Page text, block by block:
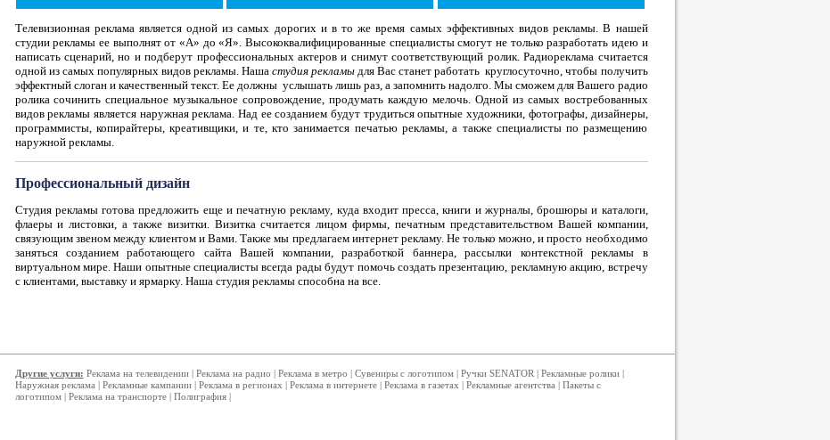
Телевизионная реклама является одной из самых дорогих и в то же время самых эффективных видов рекламы. В нашей
студии рекламы ее выполнят от «А» до «Я». Высококвалифицированные специалисты смогут не только разработать идею и
написать сценарий, но и подберут профессиональных актеров и снимут соответствующий ролик. Радиореклама считается
одной из самых популярных видов рекламы. Наша студия рекламы для Вас станет работать круглосуточно, чтобы получить
эффектный слоган и качественный текст. Ее должны услышать лишь раз, а запомнить надолго. Мы сможем для Вашего радио
ролика сочинить специальное музыкальное сопровождение, продумать каждую мелочь. Одной из самых востребованных
видов рекламы является наружная реклама. Над ее созданием будут трудиться опытные художники, фотографы, дизайнеры,
программисты, копирайтеры, креативщики, и те, кто занимается печатью рекламы, а также специалисты по размещению
наружной рекламы.
Профессиональный дизайн
Студия рекламы готова предложить еще и печатную рекламу, куда входит пресса, книги и журналы, брошюры и каталоги,
флаеры и листовки, а также визитки. Визитка считается лицом фирмы, печатным представительством Вашей компании,
связующим звеном между клиентом и Вами. Также мы предлагаем интернет рекламу. Не только можно, и просто необходимо
заняться созданием работающего сайта Вашей компании, разработкой баннера, рассылки контекстной рекламы в
виртуальном мире. Наши опытные специалисты всегда рады будут помочь создать презентацию, рекламную акцию, встречу
с клиентами, выставку и ярмарку. Наша студия рекламы способна на все.
Другие услуги: Реклама на телевидении| Реклама на радио | Реклама в метро | Сувениры с логотипом| Ручки SENATOR | Рекламные ролики|
Наружная реклама | Рекламные кампании| Реклама в регионах | Реклама в интернете| Реклама в газетах | Рекламные агентства | Пакеты с
логотипом| Реклама на транспорте| Полиграфия|